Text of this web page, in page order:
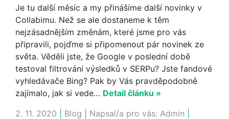
Je tu další měsíc a my přinášíme další novinky v
Collabimu. Než se ale dostaneme k těm
nejzásadnějším změnám, které jsme pro vás
připravili, pojďme si připomenout pár novinek ze
světa. Věděli jste, že Google v poslední době
testoval filtrování výsledků v SERPu? Jste fandové
vyhledávače Bing? Pak by Vás pravděpodobně
zajímalo, jak si vede… Detail článku »
2. 11. 2020
Blog Napsal/a pro vás: Admin